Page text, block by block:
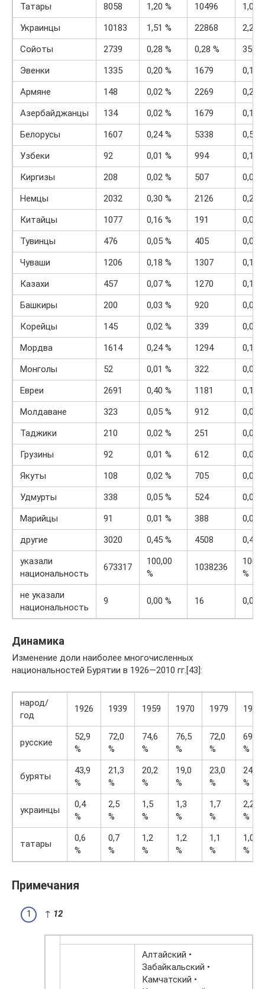
Татары 8058 1,20 % 10496
1,01
Украинцы
10183 1,51 % 22868
2,20
Сойоты
2739 0,28 % 0,28 %
3579
Эвенки
1335 0,20 % 1679
0,16
Армяне
148 0,02 % 2269
0,22
Азербайджанцы
134 0,02 % 1679
0,16
Белорусы
1607 0,24 % 5338
0,51
Узбеки
92 0,01 % 994
0,10
Киргизы
208 0,02 % 507
0,05
Немцы
2032 0,30 % 2126
0,20
Китайцы
1077 0,16 % 191
0,02
Тувинцы
476 0,05 % 405
0,04
Чуваши
1206 0,18 % 1307
0,13
Казахи
457 0,07 % 1270
0,12
Башкиры
200 0,03 % 920
0,09
Корейцы
145 0,02 % 339
0,03
Мордва
1614 0,24 % 1294
0,12
Монголы
52 0,01 % 322
0,03
Евреи
2691 0,40 % 1181
0,11
Молдаване
323 0,05 % 912
0,09
Таджики
210 0,02 % 251
0,03
Грузины
92 0,01 % 612
0,06
Якуты
108 0,02 % 705
0,07
Удмурты
338 0,05 % 524
0,05
Марийцы
91 0,01 % 388
0,04
другие
3020 0,45 % 4508
0,43
указали
национальность
673317
100,00
%
1038236
%
не указали
национальность
9 0,00 % 16 0,00
Динамика
Изменение доли наиболее многочисленных
национальностей Бурятии в 1926—2010 гг.[43]:
народ/
год
1926 1939 1959 1970 1979 1989
русские
52,9
%
72,0
%
74,6
%
76,5
%
72,0
%
69,9
%
буряты
43,9
%
21,3
%
20,2
%
19,0
%
23,0
%
24,0
%
украинцы
0,4
%
2,5
%
1,5
%
1,3
%
1,7
%
2,2
%
татары
0,6
%
0,7
%
1,2
%
1,2
%
1,1
%
1,0
%
Примечания
↑ 12
Алтайский •
Забайкальский •
Камчатский •